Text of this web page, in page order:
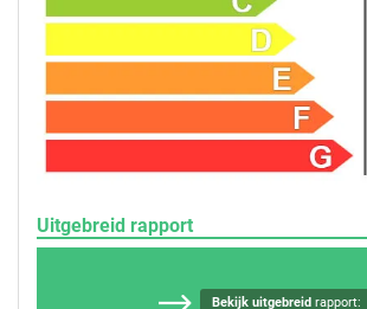
Uitgebreid rapport
Bekijk uitgebreidrapport: